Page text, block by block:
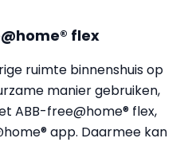
flex
ruimte binnenshuis op
manier gebruiken,
ABB-free@home® flex,
app. Daarmee kan